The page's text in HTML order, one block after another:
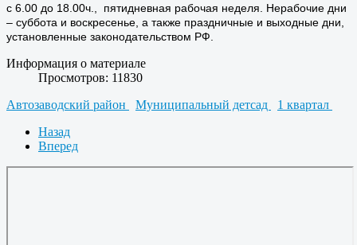
с 6.00 до 18.00ч., пятидневная рабочая неделя. Нерабочие дни
– суббота и воскресенье, а также праздничные и выходные дни,
установленные законодательством РФ.
Информация о материале
Просмотров: 11830
Автозаводский район
Муниципальный детсад
1 квартал
Назад
Вперед